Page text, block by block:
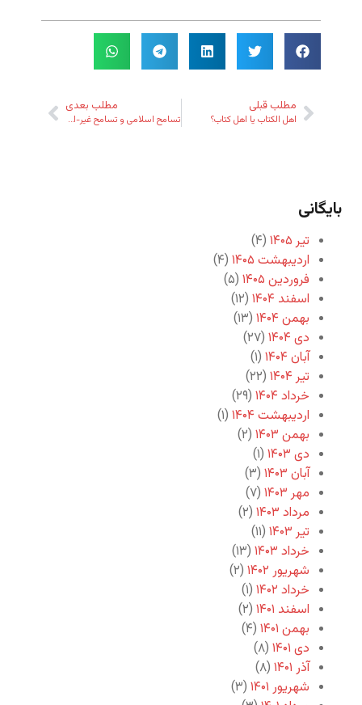
مطلب قبلی
اهل الکتاب یا اهل کتاب؟
مطلب بعدی
تسامح اسلامی و تسامح غیر-اسلامی
بایگانی
تیر ۱۴۰۵
(۴)
اردیبهشت ۱۴۰۵
(۴)
فروردین ۱۴۰۵
(۵)
اسفند ۱۴۰۴
(۱۲)
بهمن ۱۴۰۴
(۱۳)
دی ۱۴۰۴
(۲۷)
آبان ۱۴۰۴
(۱)
تیر ۱۴۰۴
(۲۲)
خرداد ۱۴۰۴
(۲۹)
اردیبهشت ۱۴۰۴
(۱)
بهمن ۱۴۰۳
(۲)
دی ۱۴۰۳
(۱)
آبان ۱۴۰۳
(۳)
مهر ۱۴۰۳
(۷)
مرداد ۱۴۰۳
(۲)
تیر ۱۴۰۳
(۱۱)
خرداد ۱۴۰۳
(۱۳)
شهریور ۱۴۰۲
(۲)
خرداد ۱۴۰۲
(۱)
اسفند ۱۴۰۱
(۲)
بهمن ۱۴۰۱
(۴)
دی ۱۴۰۱
(۸)
آذر ۱۴۰۱
(۸)
شهریور ۱۴۰۱
(۳)